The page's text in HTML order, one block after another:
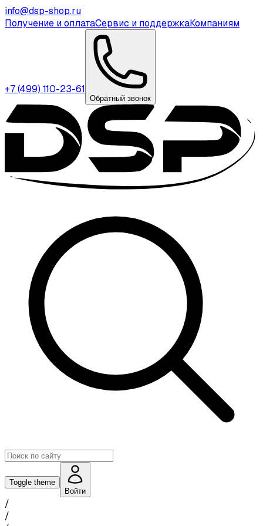
info@dsp-shop.ru
Получение и оплатаСервис и поддержкаКомпаниям
+7 (499) 110-23-61
Обратный звонок
Toggle theme
Войти
/
/